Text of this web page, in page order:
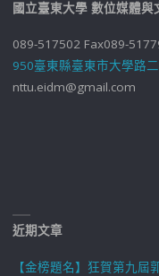
國立臺東大學 數位媒體與
089-517502 Fax089-
950臺東縣臺東市大學路
nttu.eidm@gmail.com
近期文章
【金榜題名】狂賀第九